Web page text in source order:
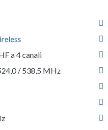
a 4 canali
/ 538,5 MHz